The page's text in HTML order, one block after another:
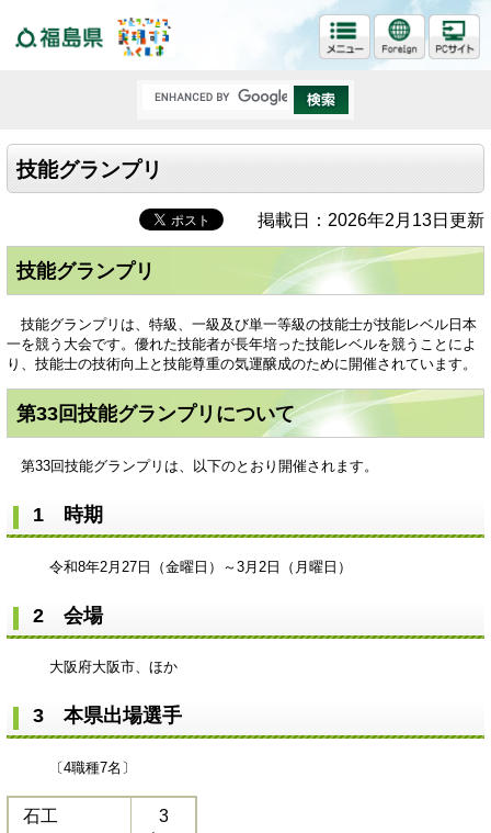
技能グランプリ
掲載日：2026年2月13日更新
技能グランプリ
技能グランプリは、特級、一級及び単一等級の技能士が技能レベル日本
一を競う大会です。優れた技能者が長年培った技能レベルを競うことによ
り、技能士の技術向上と技能尊重の気運醸成のために開催されています。
第33回技能グランプリについて
第33回技能グランプリは、以下のとおり開催されます。
1 時期
令和8年2月27日（金曜日）～3月2日（月曜日）
2 会場
大阪府大阪市、ほか
3 本県出場選手
〔4職種7名〕
石工
3